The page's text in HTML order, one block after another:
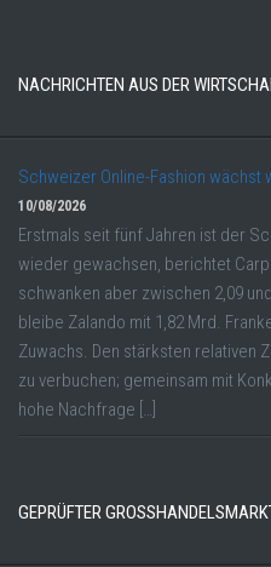
NACHRICHTEN AUS DER
Schweizer Online-Fashion wächst
10/08/2026
Erstmals seit fünf Jahren ist der
wieder gewachsen, berichtet
schwanken aber zwischen 2,09
bleibe Zalando mit 1,82 Mrd.
Zuwachs. Den stärksten relativen
zu verbuchen; gemeinsam mit
hohe Nachfrage […]
GEPRÜFTER